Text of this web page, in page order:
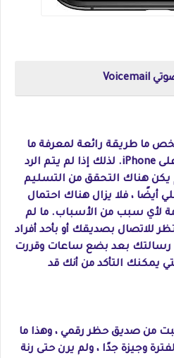
ما طريقة رائعة لمعرفة ما
إذا قام شخص ما بحظرك على iPhone. لذلك إذا لم يتم الرد
هناك التحقق من التسليم
أيضًا ، فلا يزال هناك احتمال
لأي سبب من الأسباب. ما لم
للاتصال بصديقك أو بأحد أفراد
رسالتك بعد بضع ساعات وقررت
يمكنك التأكد من أنك قد
من صديق حظر رقمي ، وهذا ما
وجيزة جدًا ، ولم يرن حتى رنة